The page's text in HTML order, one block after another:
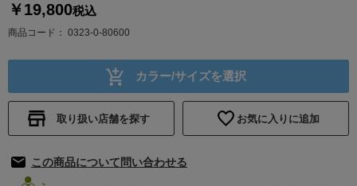
￥19,800税込
商品コード 0323-0-80600
カラー/サイズを選択
取り扱い店舗を探す お気に入りに追加
この商品について問い合わせる